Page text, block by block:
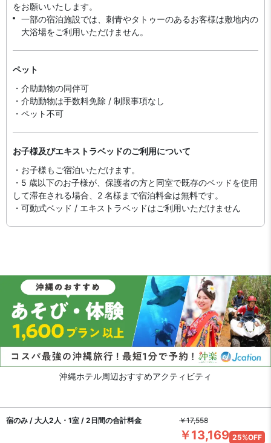
をお願いいたします。
一部の宿泊施設では、刺青やタトゥーのあるお客様は敷地内の
大浴場をご利用いただけません。
ペット
・介助動物の同伴可
・介助動物は手数料免除 / 制限事項なし
・ペット不可
お子様及びエキストラベッドのご利用について
・お子様もご宿泊いただけます。
・5 歳以下のお子様が、保護者の方と同室で既存のベッドを使用
して滞在される場合、2 名様まで宿泊料金は無料です。
・可動式ベッド / エキストラベッドはご利用いただけません
沖縄ホテル周辺おすすめアクティビティ
宿のみ / 大人2人・1室 / 2日間の合計料金 ￥17,558
￥13,169 25%OFF